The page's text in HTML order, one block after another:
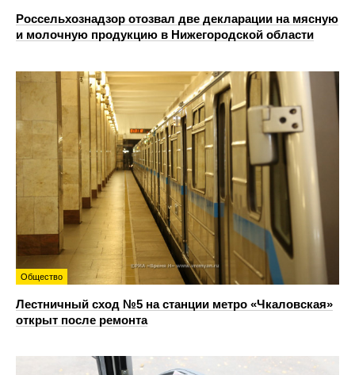
Россельхознадзор отозвал две декларации на мясную
и молочную продукцию в Нижегородской области
Общество
Лестничный сход №5 на станции метро «Чкаловская»
открыт после ремонта